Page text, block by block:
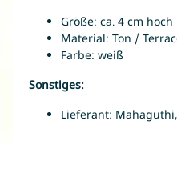
Größe: ca. 4 cm
Material: Ton /
Farbe: weiß
Sonstiges:
Lieferant: